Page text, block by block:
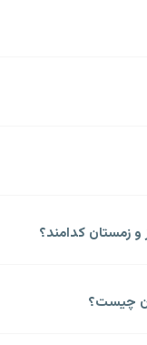
کدامند؟
چیست؟